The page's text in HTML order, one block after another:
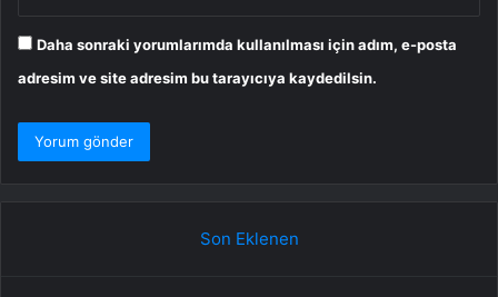
Daha sonraki yorumlarımda kullanılması için adım, e-posta
adresim ve site adresim bu tarayıcıya kaydedilsin.
Son Eklenen